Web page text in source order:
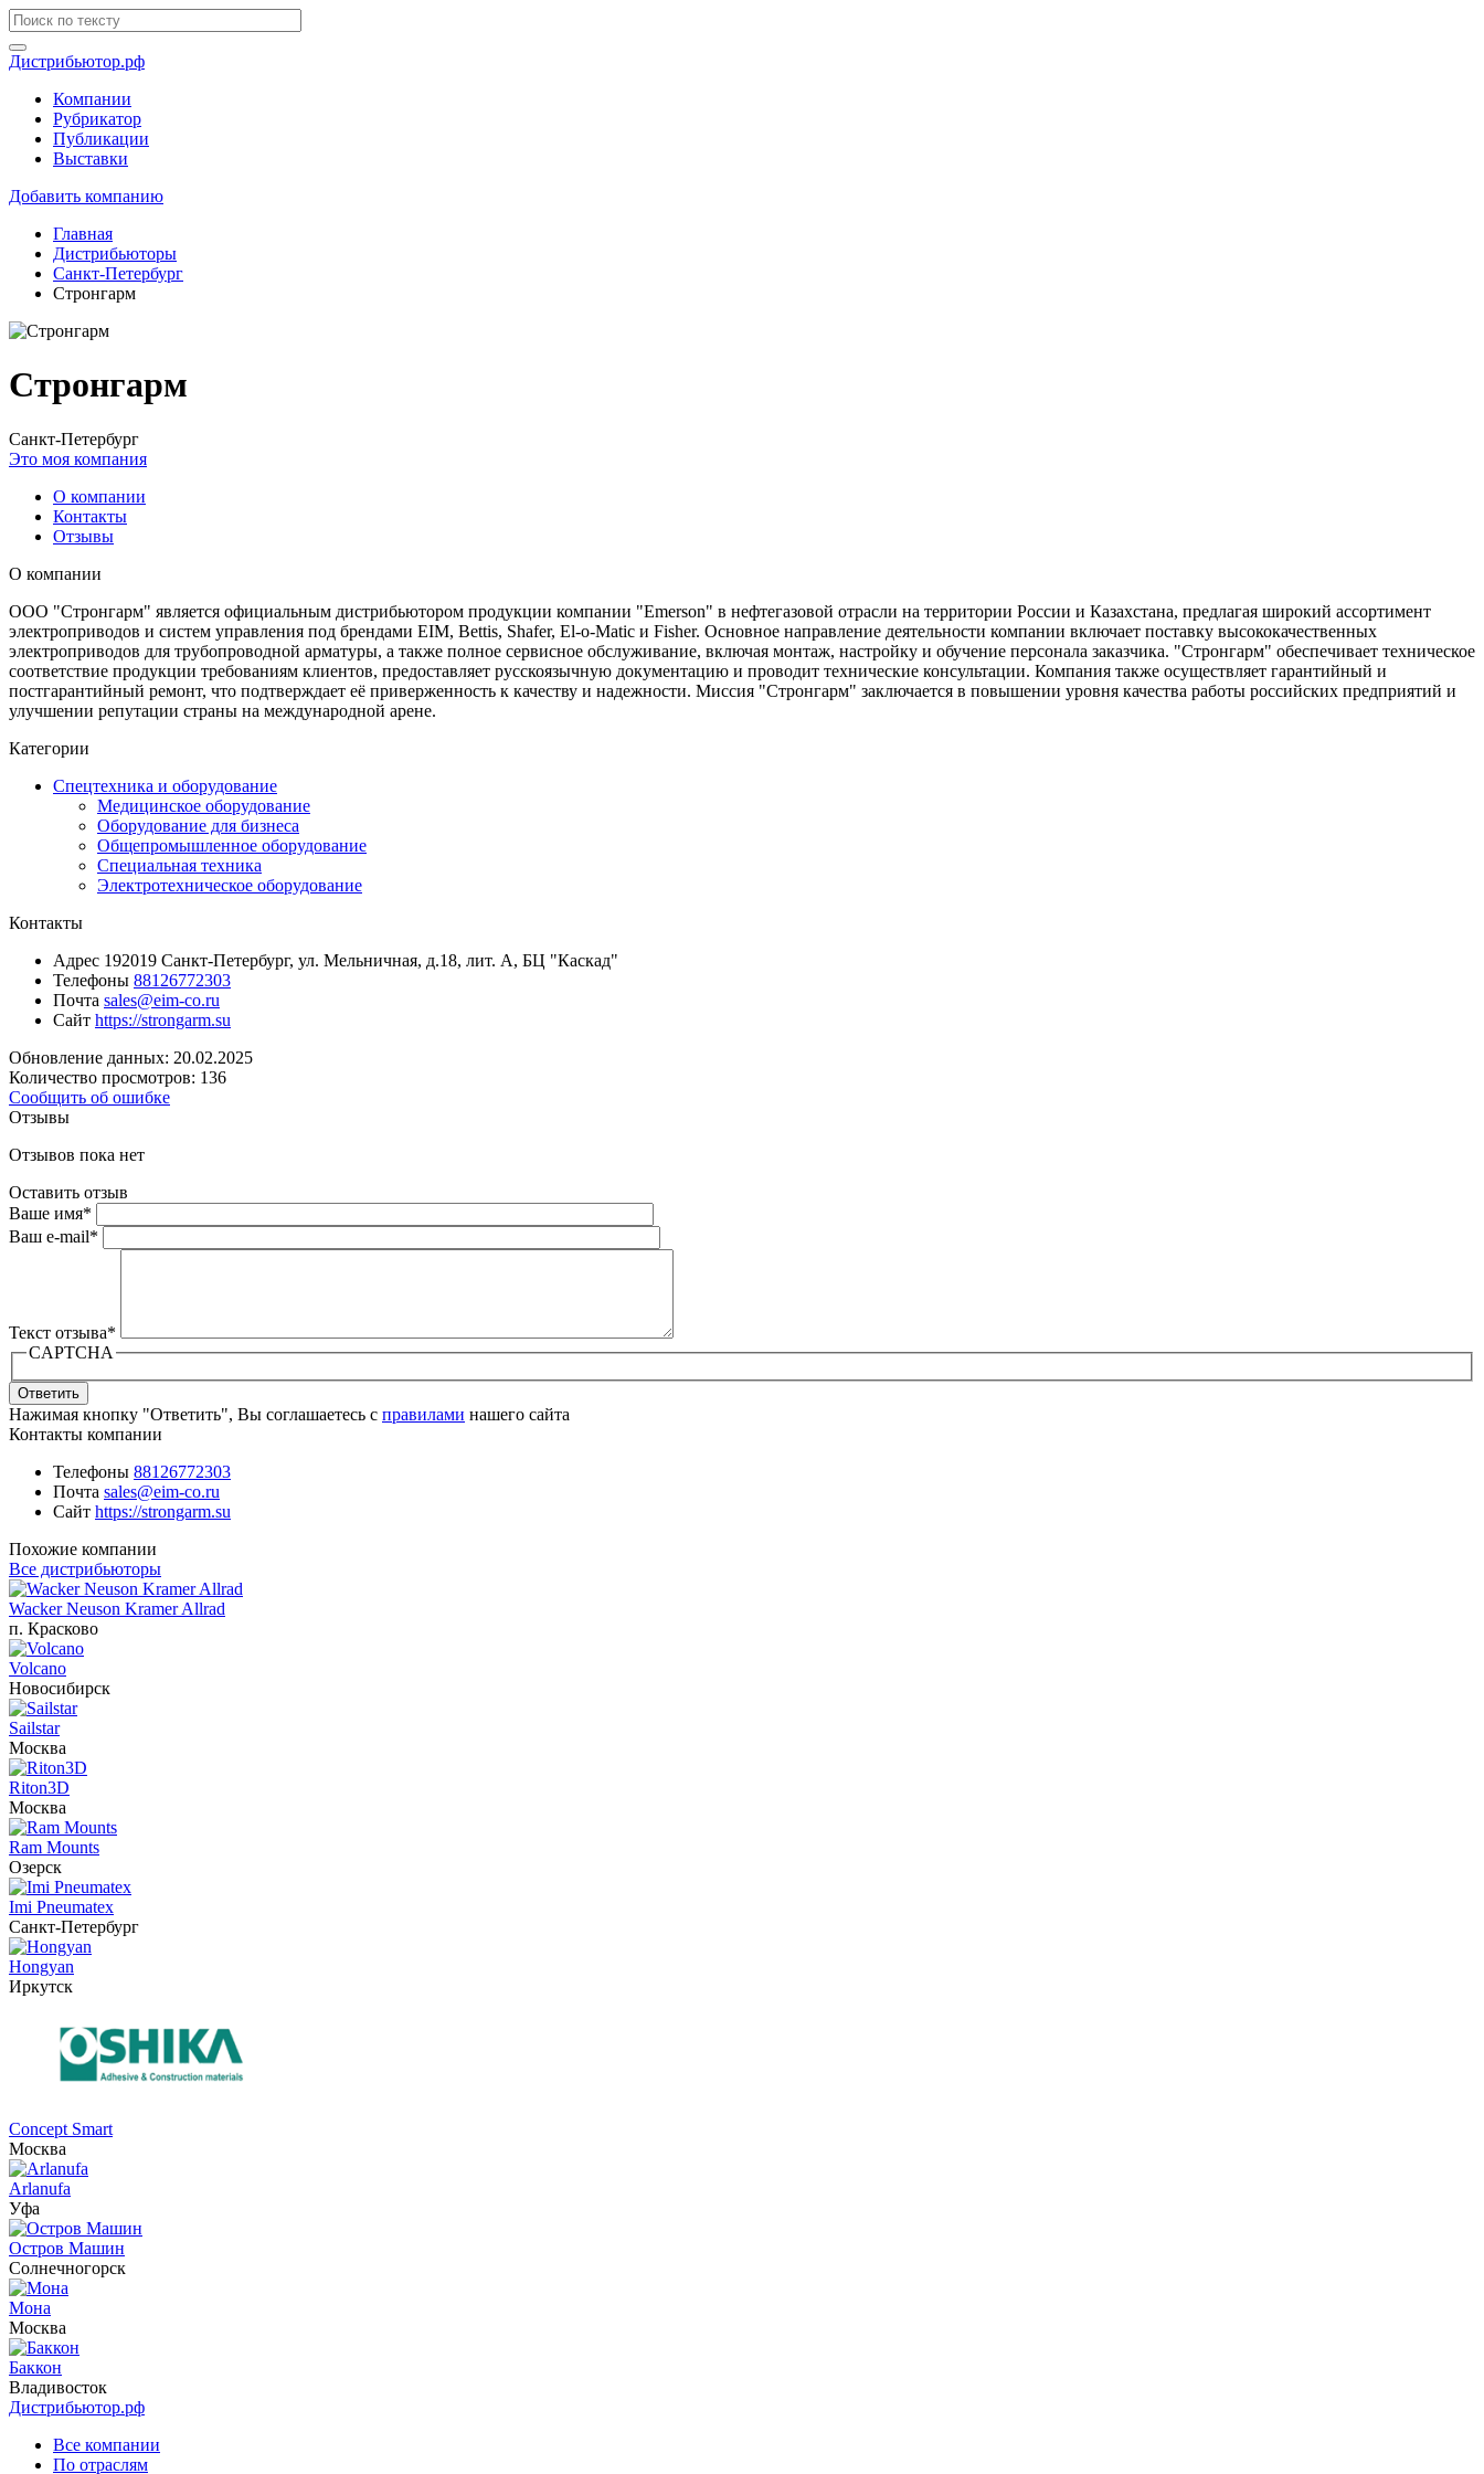
Дистрибьютор.рф
Компании
Рубрикатор
Публикации
Выставки
Добавить компанию
Главная
Дистрибьюторы
Санкт-Петербург
Стронгарм
Стронгарм
Санкт-Петербург
Это моя компания
О компании
Контакты
Отзывы
О компании
ООО "Стронгарм" является официальным дистрибьютором продукции компании "Emerson" в нефтегазовой отрасли на территории России и Казахстана, предлагая широкий ассортимент
электроприводов и систем управления под брендами EIM, Bettis, Shafer, El-o-Matic и Fisher. Основное направление деятельности компании включает поставку высококачественных
электроприводов для трубопроводной арматуры, а также полное сервисное обслуживание, включая монтаж, настройку и обучение персонала заказчика. "Стронгарм" обеспечивает техническое
соответствие продукции требованиям клиентов, предоставляет русскоязычную документацию и проводит технические консультации. Компания также осуществляет гарантийный и
постгарантийный ремонт, что подтверждает её приверженность к качеству и надежности. Миссия "Стронгарм" заключается в повышении уровня качества работы российских предприятий и
улучшении репутации страны на международной арене.
Категории
Спецтехника и оборудование
Медицинское оборудование
Оборудование для бизнеса
Общепромышленное оборудование
Специальная техника
Электротехническое оборудование
Контакты
Адрес 192019 Санкт-Петербург, ул. Мельничная, д.18, лит. А, БЦ "Каскад"
Телефоны 88126772303
Почта sales@eim-co.ru
Сайт https://strongarm.su
Обновление данных: 20.02.2025
Количество просмотров: 136
Сообщить об ошибке
Отзывы
Отзывов пока нет
Оставить отзыв
Ваше имя*
Ваш e-mail*
Текст отзыва*
CAPTCHA
Ответить
Нажимая кнопку "Ответить", Вы соглашаетесь с правилами нашего сайта
Контакты компании
Телефоны 88126772303
Почта sales@eim-co.ru
Сайт https://strongarm.su
Похожие компании
Все дистрибьюторы
Wacker Neuson Kramer Allrad
п. Красково
Volcano
Новосибирск
Sailstar
Москва
Riton3D
Москва
Ram Mounts
Озерск
Imi Pneumatex
Санкт-Петербург
Hongyan
Иркутск
Concept Smart
Москва
Arlanufa
Уфа
Остров Машин
Солнечногорск
Мона
Москва
Баккон
Владивосток
Дистрибьютор.рф
Все компании
По отраслям